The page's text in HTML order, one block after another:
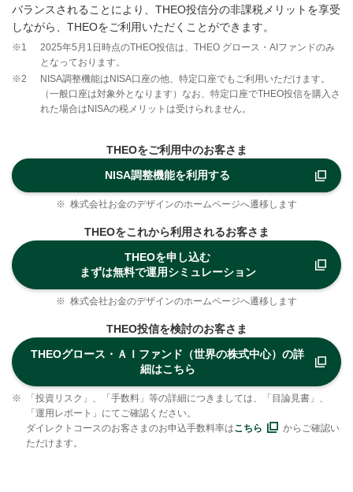
バランスされることにより、THEO投信分の非課税メリットを享受
しながら、THEOをご利用いただくことができます。
※1
2025年5月1日時点のTHEO投信は、THEO グロース・AIファンドのみ
となっております。
※2
NISA調整機能はNISA口座の他、特定口座でもご利用いただけます。
（一般口座は対象外となります）なお、特定口座でTHEO投信を購入さ
れた場合はNISAの税メリットは受けられません。
THEOをご利用中のお客さま
NISA調整機能を利用する
※ 株式会社お金のデザインのホームページへ遷移します
THEOをこれから利用されるお客さま
THEOを申し込む
まずは無料で運用シミュレーション
※ 株式会社お金のデザインのホームページへ遷移します
THEO投信を検討のお客さま
THEOグロース・ＡＩファンド（世界の株式中心）の詳
細はこちら
※
「投資リスク」、「手数料」等の詳細につきましては、「目論見書」、
「運用レポート」にてご確認ください。
ダイレクトコースのお客さまのお申込手数料率はこちら
からご確認い
ただけます。